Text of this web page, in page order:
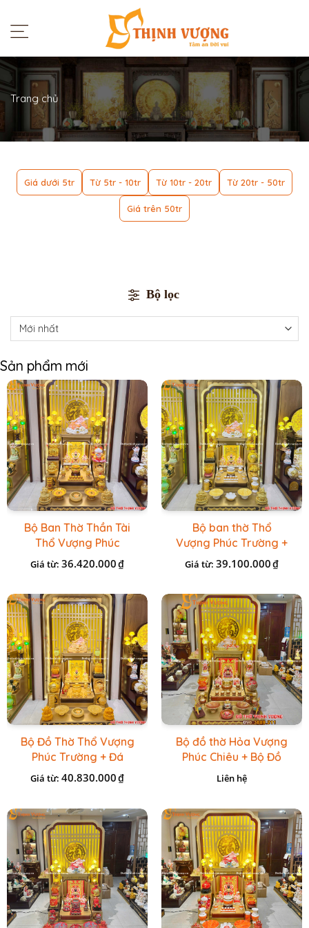
Trang chủ
Giá dưới 5tr Từ 5tr - 10tr Từ 10tr - 20tr Từ 20tr - 50tr
Giá trên 50tr
Bộ lọc
Sản phẩm mới
Bộ Ban Thờ Thần Tài
Thổ Vượng Phúc
Trường + Bộ Đồ Sứ
Cao Cấp Gấm Vàng
Giá từ: 36.420.000₫
Bộ ban thờ Thổ
Vượng Phúc Trường +
Đồ Sứ Vàng Đá Cao
Giá từ: 39.100.000₫
Bộ Đồ Thờ Thổ Vượng
Phúc Trường + Đá
Onix Vàng
Giá từ: 40.830.000₫
Bộ đồ thờ Hỏa Vượng
Phúc Chiêu + Bộ Đồ
Thờ Đá Đỏ Bọc Đồng
Cao cấp
Liên hệ